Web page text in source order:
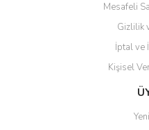
Mesafeli
Gizlilik
İptal ve
Kişisel